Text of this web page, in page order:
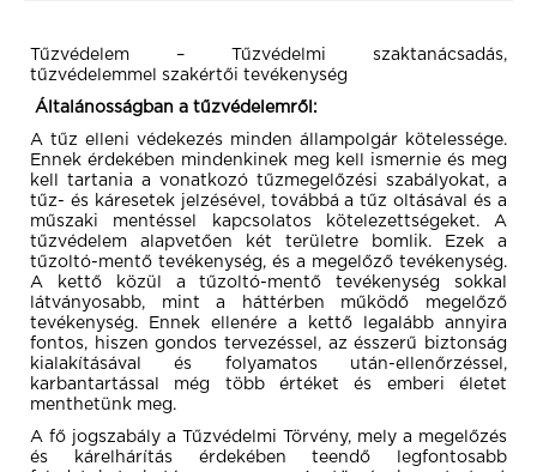
Tűzvédelem – Tűzvédelmi szaktanácsadás,
tűzvédelemmel szakértői tevékenység
Általánosságban a tűzvédelemről:
A tűz elleni védekezés minden állampolgár kötelessége.
Ennek érdekében mindenkinek meg kell ismernie és meg
kell tartania a vonatkozó tűzmegelőzési szabályokat, a
tűz- és káresetek jelzésével, továbbá a tűz oltásával és a
műszaki mentéssel kapcsolatos kötelezettségeket. A
tűzvédelem alapvetően két területre bomlik. Ezek a
tűzoltó-mentő tevékenység, és a megelőző tevékenység.
A kettő közül a tűzoltó-mentő tevékenység sokkal
látványosabb, mint a háttérben működő megelőző
tevékenység. Ennek ellenére a kettő legalább annyira
fontos, hiszen gondos tervezéssel, az ésszerű biztonság
kialakításával és folyamatos után-ellenőrzéssel,
karbantartással még több értéket és emberi életet
menthetünk meg.
A fő jogszabály a Tűzvédelmi Törvény, mely a megelőzés
és kárelhárítás érdekében teendő legfontosabb